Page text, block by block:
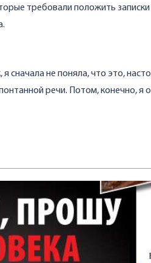
требовали положить
сначала не поняла, что это,
речи. Потом, конечно, я